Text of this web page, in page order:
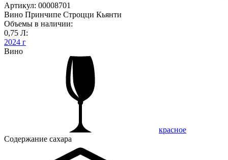
Артикул: 00008701
Вино Принчипе Строцци Кьянти
Объемы в наличии:
0,75 Л:
2024 г
Вино
красное
Содержание сахара